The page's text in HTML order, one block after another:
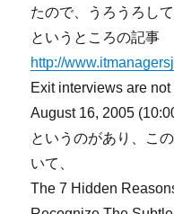
たので、うろうろし
というところの記事
http://
Exit interviews are
August 16, 2005
というのがあり、こ
いて、
The 7 Hidden